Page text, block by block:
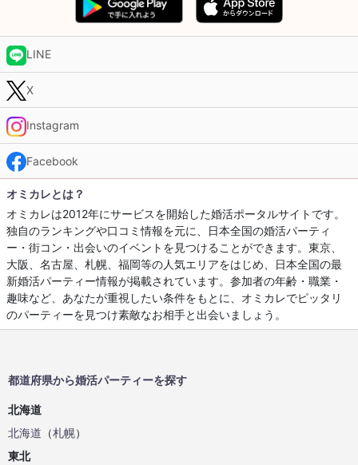
LINE
X
Instagram
Facebook
オミカレとは？
オミカレは2012年にサービスを開始した婚活ポータルサイトです。
独自のランキングや口コミ情報を元に、日本全国の婚活パーティ
ー・街コン・出会いのイベントを見つけることができます。東京、
大阪、名古屋、札幌、福岡等の人気エリアをはじめ、日本全国の最
新婚活パーティー情報が掲載されています。参加者の年齢・職業・
趣味など、あなたが重視したい条件をもとに、オミカレでピッタリ
のパーティーを見つけ素敵なお相手と出会いましょう。
都道府県から婚活パーティーを探す
北海道
北海道 （札幌）
東北